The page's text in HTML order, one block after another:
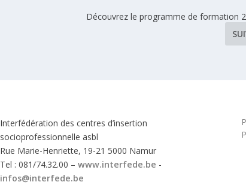
Découvrez le programme de formation
Interfédération des centres d’insertion
socioprofessionnelle asbl
Rue Marie-Henriette, 19-21 5000 Namur
Tel : 081/74.32.00 –www.interfede.be -
infos@interfede.be